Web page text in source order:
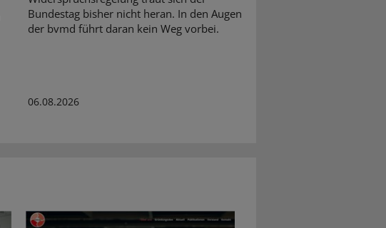
Bundestag bisher nicht heran. In den Augen
der bvmd führt daran kein Weg vorbei.
06.08.2026